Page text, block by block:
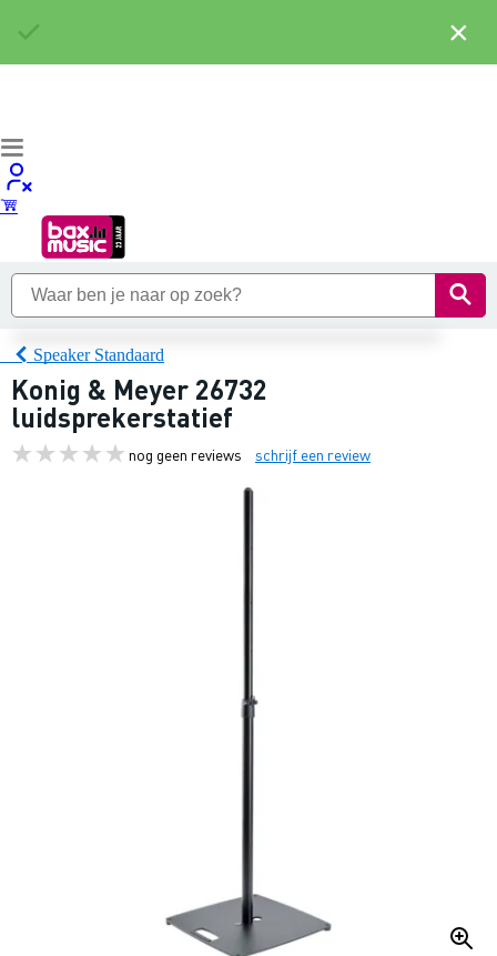
Speaker Standaard
Konig & Meyer 26732
luidsprekerstatief
nog geen reviews schrijf een review
×